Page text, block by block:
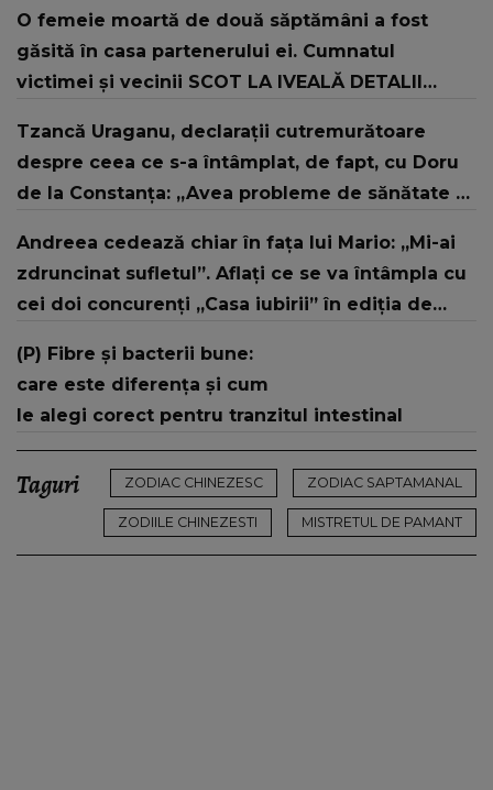
O femeie moartă de două săptămâni a fost
găsită în casa partenerului ei. Cumnatul
victimei și vecinii SCOT LA IVEALĂ DETALII
când A FOST VĂZUTĂ ULTIMA DATĂ: "A săpat o
groapă, dar a lăsat-o în..."
Tzancă Uraganu, declarații cutremurătoare
despre ceea ce s-a întâmplat, de fapt, cu Doru
de la Constanța: „Avea probleme de sănătate și
Andreea cedează chiar în fața lui Mario: „Mi-ai
zdruncinat sufletul”. Aflați ce se va întâmpla cu
cei doi concurenți „Casa iubirii” în ediția de
(P) Fibre și bacterii bune:
care este diferența și cum
le alegi corect pentru tranzitul intestinal
Taguri ZODIAC CHINEZESC ZODIAC SAPTAMANAL
ZODIILE CHINEZESTI MISTRETUL DE PAMANT